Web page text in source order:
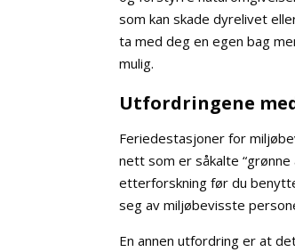
som kan skade dyrelivet
ta med deg en egen bag
mulig.
Utfordringene
Feriedestasjoner for
nett som er såkalte
etterforskning før du
seg av miljøbevisste
En annen utfordring er at